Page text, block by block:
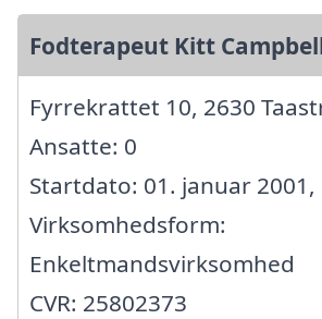
Fodterapeut Kitt
Fyrrekrattet 10, 2630
Ansatte: 0
Startdato: 01. januar 2001,
Virksomhedsform:
Enkeltmandsvirksomhed
CVR: 25802373